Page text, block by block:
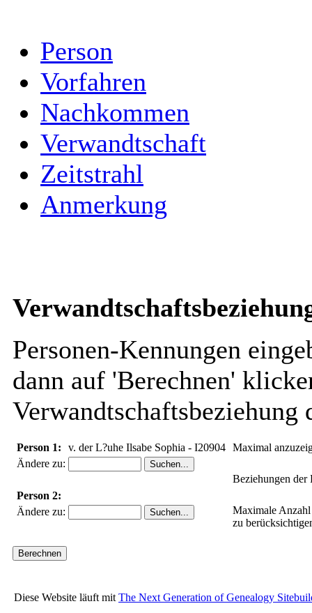
Person
Vorfahren
Nachkommen
Verwandtschaft
Zeitstrahl
Anmerkung
Personen-Kennungen
dann auf 'Berechnen'
Verwandtschaftsbeziehung
Person 1:
v. der L?uhe Ilsabe Sophia - I20904
Ändere zu:
Person 2:
Ändere zu:
Maximal
Beziehungen der
Maximale Anzahl
zu
Diese Website läuft mit The Next Generation of Genealogy